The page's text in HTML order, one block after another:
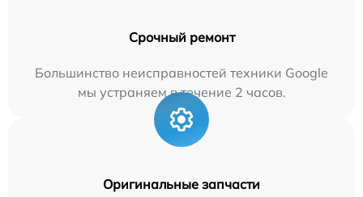
Срочный ремонт
Большинство неисправностей техники Google
мы устраняем в течение 2 часов.
Оригинальные запчасти